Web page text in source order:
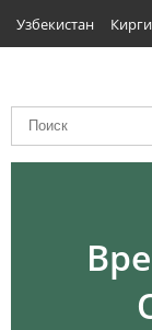
Узбекистан